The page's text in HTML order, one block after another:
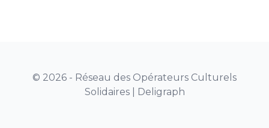
© 2026 - Réseau des Opérateurs Culturels
Solidaires | Deligraph